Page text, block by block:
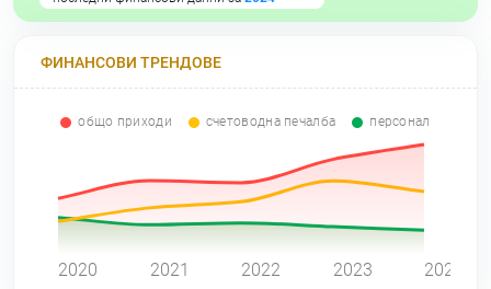
ФИНАНСОВИ ТРЕНДОВЕ
общо приходи счетоводна печалба персонал
2020 2021 2022 2023 2024